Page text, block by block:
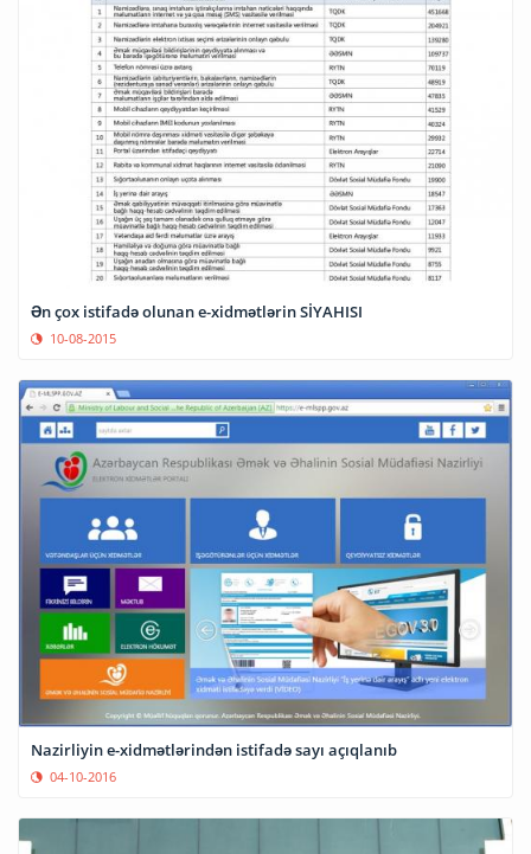
Ən çox istifadə olunan e-xidmətlərin SİYAHISI
10-08-2015
Nazirliyin e-xidmətlərindən istifadə sayı açıqlanıb
04-10-2016